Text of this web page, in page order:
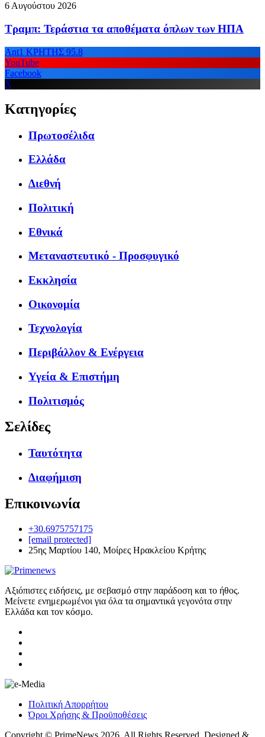
6 Αυγούστου 2026
Τραμπ: Τεράστια τα αποθέματα όπλων των ΗΠΑ
Ant1 ΚΡΗΤΗΣ 95.8
YouTube
Facebook
X
Κατηγορίες
Πρωτοσέλιδα
Ελλάδα
Διεθνή
Πολιτική
Εθνικά
Μεταναστευτικό - Προσφυγικό
Εκκλησία
Οικονομία
Τεχνολογία
Περιβάλλον & Ενέργεια
Υγεία & Επιστήμη
Πολιτισμός
Σελίδες
Ταυτότητα
Διαφήμιση
Επικοινωνία
+30.6975757175
[email protected]
25ης Μαρτίου 140, Μοίρες Ηρακλείου Κρήτης
Αξιόπιστες ειδήσεις, με σεβασμό στην παράδοση και το ήθος.
Μείνετε ενημερωμένοι για όλα τα σημαντικά γεγονότα στην
Ελλάδα και τον κόσμο.
Πολιτική Απορρήτου
Όροι Χρήσης & Προϋποθέσεις
Copyright © PrimeNews 2026. All Rights Reserved. Designed &